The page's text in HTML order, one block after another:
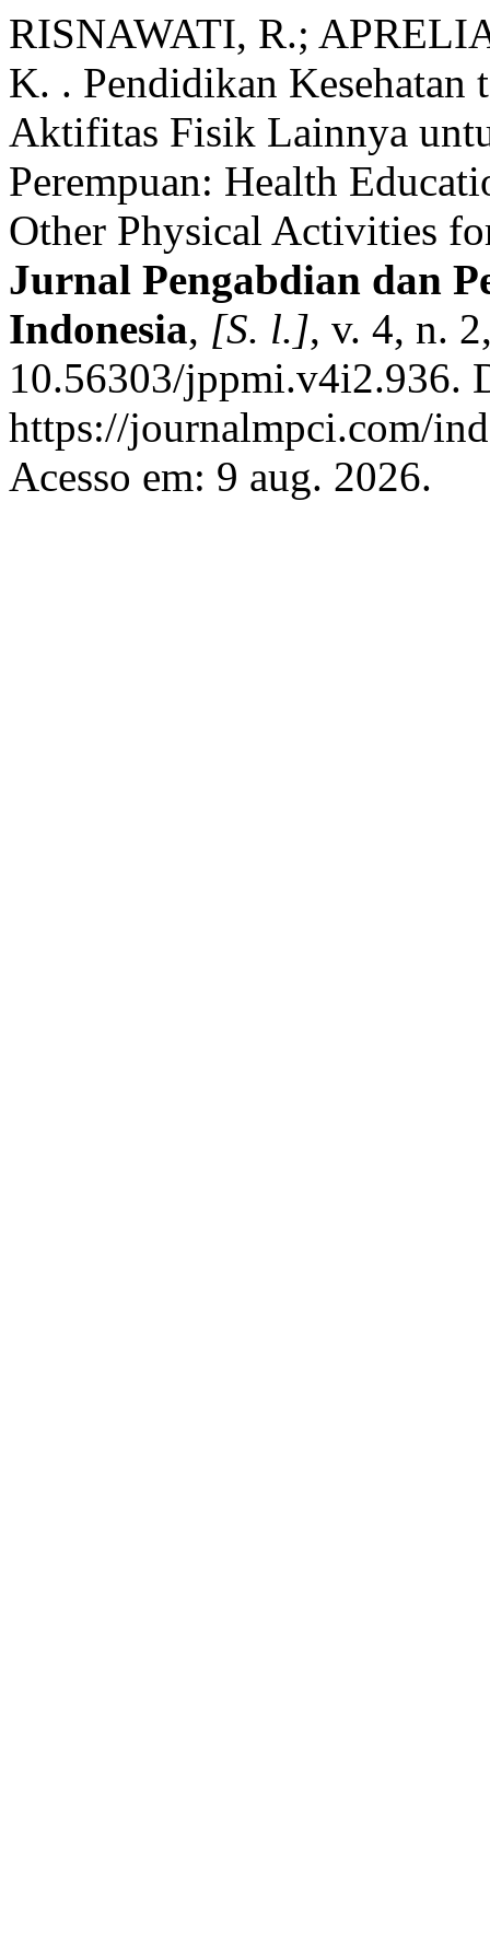
RISNAWATI, R.;
K. . Pendidikan Kesehatan
Aktifitas Fisik Lainnya
Perempuan: Health
Other Physical Activities
Jurnal Pengabdian dan
Indonesia, [S. l.], v. 4, n.
10.56303/jppmi.v4i2.936.
https://journalmpci.com/
Acesso em: 9 aug. 2026.